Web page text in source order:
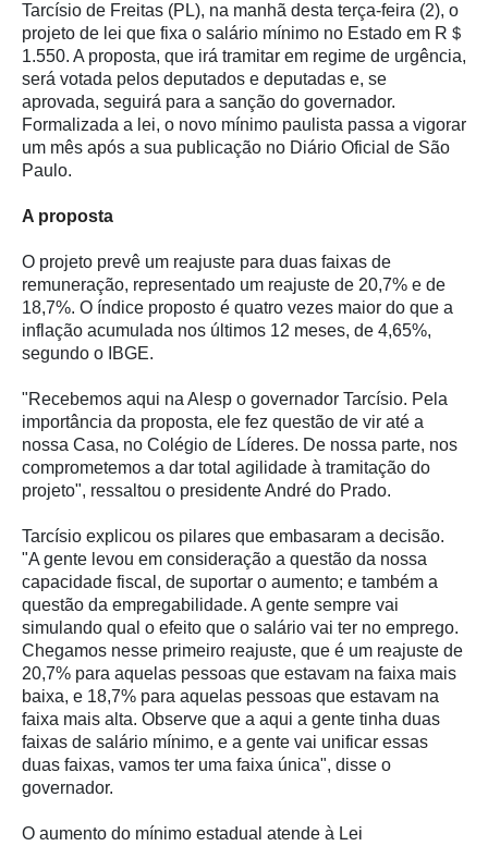
Tarcísio de Freitas (PL), na manhã desta terça-feira (2), o
projeto de lei que fixa o salário mínimo no Estado em R＄
1.550. A proposta, que irá tramitar em regime de urgência,
será votada pelos deputados e deputadas e, se
aprovada, seguirá para a sanção do governador.
Formalizada a lei, o novo mínimo paulista passa a vigorar
um mês após a sua publicação no Diário Oficial de São
Paulo.
A proposta
O projeto prevê um reajuste para duas faixas de
remuneração, representado um reajuste de 20,7% e de
18,7%. O índice proposto é quatro vezes maior do que a
inflação acumulada nos últimos 12 meses, de 4,65%,
segundo o IBGE.
"Recebemos aqui na Alesp o governador Tarcísio. Pela
importância da proposta, ele fez questão de vir até a
nossa Casa, no Colégio de Líderes. De nossa parte, nos
comprometemos a dar total agilidade à tramitação do
projeto", ressaltou o presidente André do Prado.
Tarcísio explicou os pilares que embasaram a decisão.
"A gente levou em consideração a questão da nossa
capacidade fiscal, de suportar o aumento; e também a
questão da empregabilidade. A gente sempre vai
simulando qual o efeito que o salário vai ter no emprego.
Chegamos nesse primeiro reajuste, que é um reajuste de
20,7% para aquelas pessoas que estavam na faixa mais
baixa, e 18,7% para aquelas pessoas que estavam na
faixa mais alta. Observe que a aqui a gente tinha duas
faixas de salário mínimo, e a gente vai unificar essas
duas faixas, vamos ter uma faixa única", disse o
governador.
O aumento do mínimo estadual atende à Lei